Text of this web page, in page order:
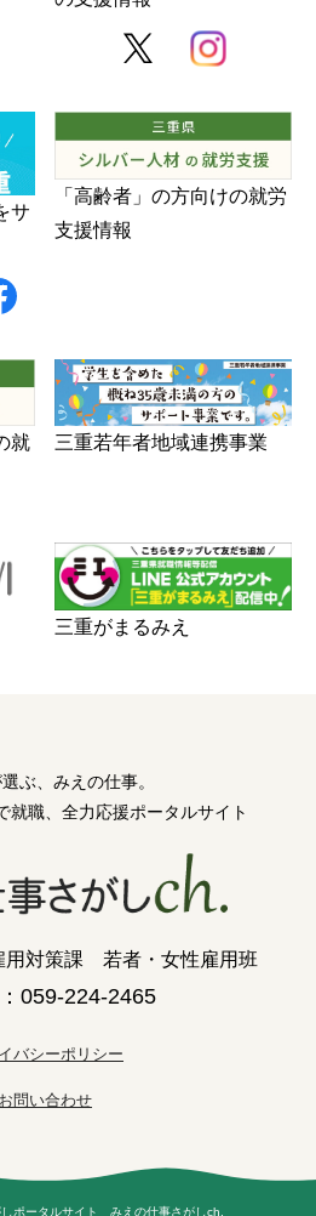
サ
「高齢者」の方向けの就労
支援情報
就
三重若年者地域連携事業
三重がまるみえ
ぶ、みえの仕事。
就職、全力応援ポータルサイト
用対策課 若者・女性雇用班
059-224-2465
バシーポリシー
お問い合わせ
ポータルサイト みえの仕事さがしch.